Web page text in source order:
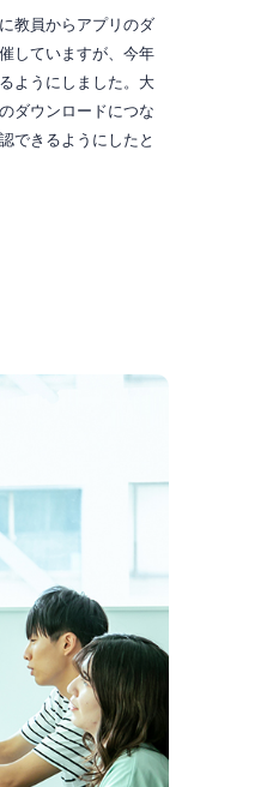
教員からアプリのダ
していますが、今年
ようにしました。大
ダウンロードにつな
できるようにしたと